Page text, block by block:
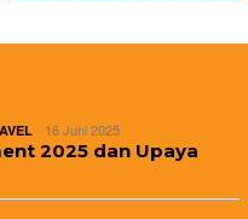
16 Juni 2025
2025 dan Upaya